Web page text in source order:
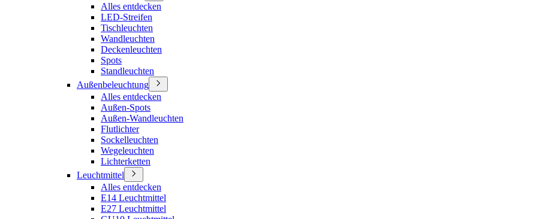
Alles entdecken
LED-Streifen
Tischleuchten
Wandleuchten
Deckenleuchten
Spots
Standleuchten
Außenbeleuchtung
Alles entdecken
Außen-Spots
Außen-Wandleuchten
Flutlichter
Sockelleuchten
Wegeleuchten
Lichterketten
Leuchtmittel
Alles entdecken
E14 Leuchtmittel
E27 Leuchtmittel